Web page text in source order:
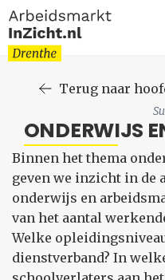
Terug naar
ONDERWIJS
Binnen het thema
geven we inzicht in de
onderwijs en
van het aantal
Welke
dienstverband? In